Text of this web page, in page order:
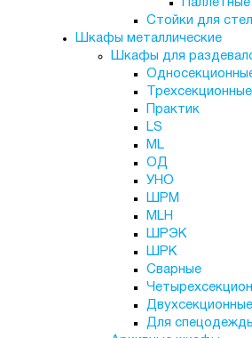
Стойки для
Шкафы металлические
Шкафы для
Трехсекционные
Практик
LS
ML
ОД
УНО
ШРМ
MLH
ШРЭК
ШРК
Сварные
Двухсекционные
Для